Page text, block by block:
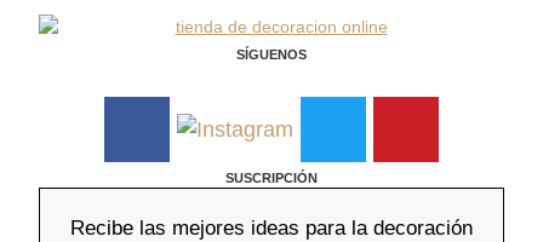
SÍGUENOS
SUSCRIPCIÓN
Recibe las mejores ideas para la decoración